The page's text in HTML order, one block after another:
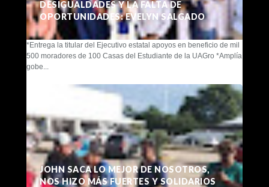
DESIGUALDADES Y LA FALTA DE
OPORTUNIDADES: EVELYN SALGADO
*Entrega la titular del Ejecutivo estatal apoyos en beneficio de mil
500 moradores de 100 Casas del Estudiante de la UAGro *Amplía
gobe...
JOHN SACA LO MEJOR DE NOSOTROS,
NOS HIZO MÁS FUERTES Y SOLIDARIOS